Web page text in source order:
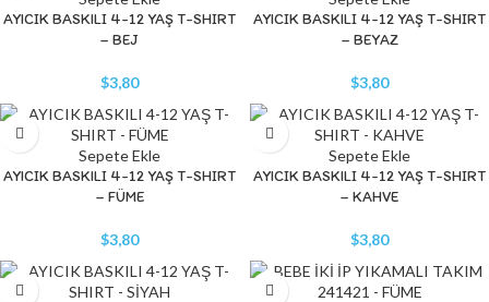
AYICIK BASKILI 4-12 YAŞ T-SHIRT
– BEJ
$3,80
AYICIK BASKILI 4-12 YAŞ T-SHIRT
– BEYAZ
$3,80
Sepete Ekle
AYICIK BASKILI 4-12 YAŞ T-SHIRT
– FÜME
$3,80
Sepete Ekle
AYICIK BASKILI 4-12 YAŞ T-SHIRT
– KAHVE
$3,80